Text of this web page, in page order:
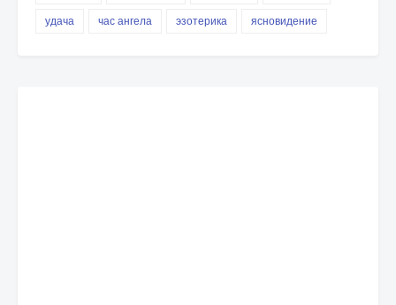
удача
час ангела эзотерика ясновидение